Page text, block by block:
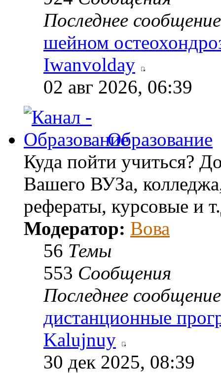
Последнее сообщение
шейном
Iwanvolday
02 авг 2026, 06:39
Образование
Куда пойти учиться?
Вашего ВУЗа,
рефераты, курсовые и
Модератор: Вова
56 Темы
553 Сообщения
Последнее сообщение
дистанционные
Kalujnuy
30 дек 2025, 08:39